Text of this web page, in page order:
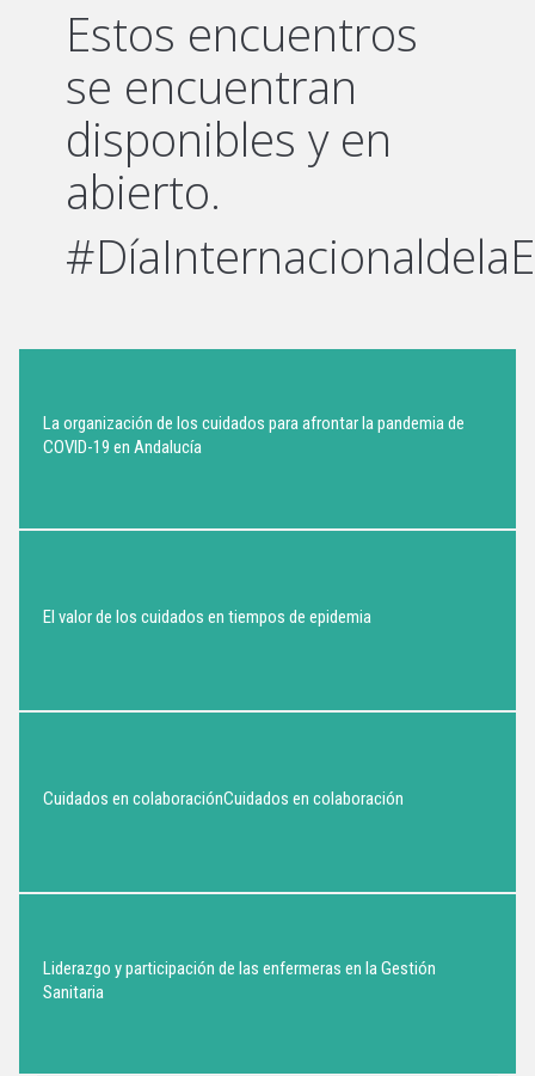
Estos encuentros
se encuentran
disponibles y en
abierto.
La organización de los cuidados para afrontar la pandemia de
COVID-19 en Andalucía
El valor de los cuidados en tiempos de epidemia
Cuidados en colaboraciónCuidados en colaboración
Liderazgo y participación de las enfermeras en la Gestión
Sanitaria